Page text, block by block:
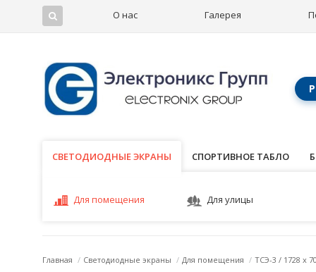
О нас Галерея
СВЕТОДИОДНЫЕ ЭКРАНЫ
СВЕТОДИОДНЫЕ ЭКРАНЫ СПОРТИВНОЕ ТАБЛО
Для помещения Для улицы
Главная / Светодиодные экраны / Для помещения / ТСЭ-3 / 1728 x